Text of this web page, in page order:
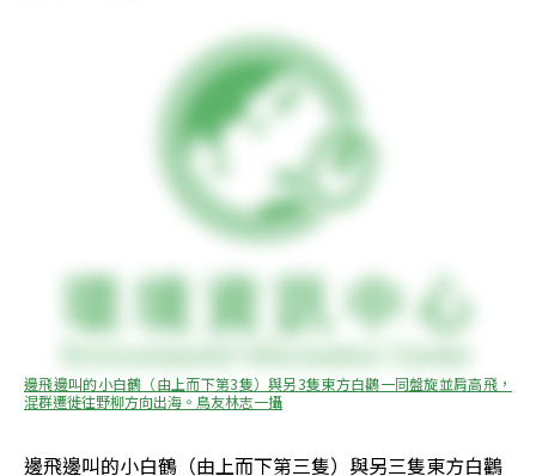
邊飛邊叫的小白鶴（由上而下第3隻）與另3隻東方白鸛一同盤旋並肩高飛，
混群遷徙往野柳方向出海。鳥友林志一攝
邊飛邊叫的小白鶴（由上而下第三隻）與另三隻東方白鸛